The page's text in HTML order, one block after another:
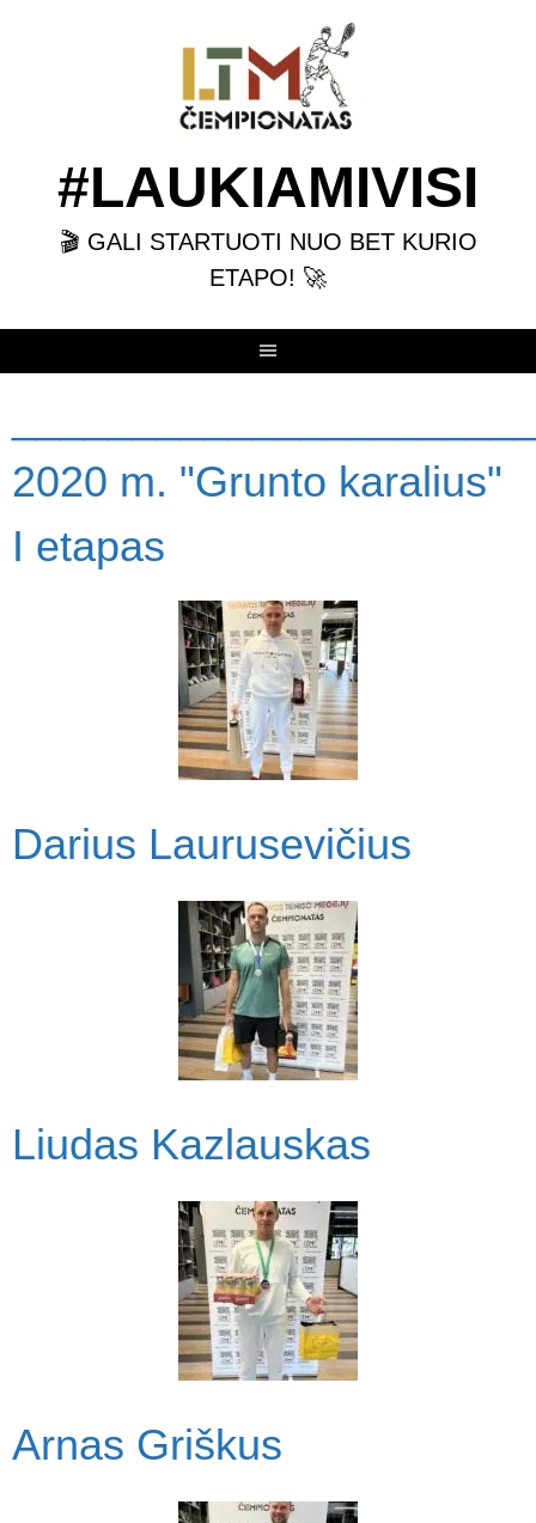
#LAUKIAMIVISI
🎬 GALI STARTUOTI NUO BET KURIO
ETAPO! 🚀
2020 m. "Grunto karalius"
I etapas
Darius Laurusevičius
Liudas Kazlauskas
Arnas Griškus